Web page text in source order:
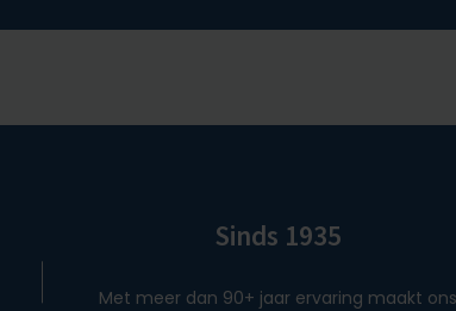
Sinds 1935
Met meer dan 90+ jaar ervaring maakt ons